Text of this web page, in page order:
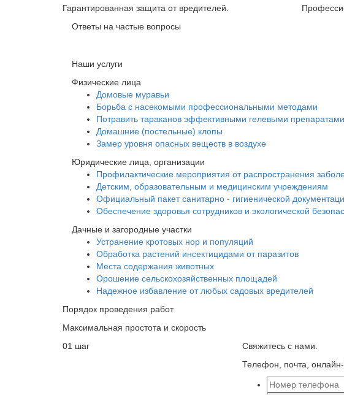
Гарантированная защита от вредителей.
Ответы на частые вопросы
Наши услуги
Физические лица
Домовые муравьи
Борьба с насекомыми профессиональными методами
Потравить тараканов эффективными гелевыми препаратами
Домашние (постельные) клопы
Замер уровня опасных веществ в воздухе
Юридические лица, организации
Профилактические мероприятия от распространения
Детским, образовательным и медицинским учреждениям
Официальный пакет санитарно - гигиенической
Обеспечение здоровья сотрудников и экологической
Дачные и загородные участки
Устранение кротовых нор и популяций
Обработка растений инсектицидами от паразитов
Места содержания животных
Орошение сельскохозяйственных площадей
Надежное избавление от любых садовых вредителей
Порядок проведения работ
Максимальная простота и скорость
01 шаг
Свяжитесь с нами.
Телефон, почта,